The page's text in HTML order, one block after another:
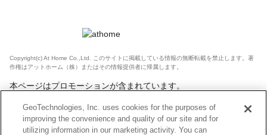
Copyright(c) At Home Co.,Ltd. このサイトに掲載している情報の無断転載を禁止します。著
作権はアットホーム（株）またはその情報提供者に帰属します。
本ページはプロモーションが含まれています。
GeoTechnologies, Inc. uses cookies for the purposes of
improving the convenience and quality of our site and for
utilizing information in our marketing activity. You can